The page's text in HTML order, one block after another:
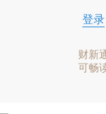
登录
财新
可畅